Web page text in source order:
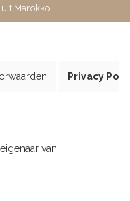
Marokko
Privacy
van